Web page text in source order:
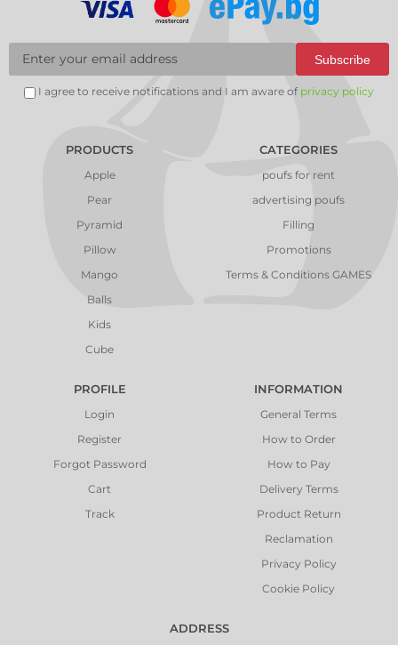
Subscribe
I agree to receive notifications and I am aware of privacy policy
PRODUCTS
Apple
Pear
Pyramid
Pillow
Mango
Balls
Kids
Cube
CATEGORIES
poufs for rent
advertising poufs
Filling
Promotions
Terms & Conditions GAMES
PROFILE
Login
Register
Forgot Password
Cart
Track
INFORMATION
General Terms
How to Order
How to Pay
Delivery Terms
Product Return
Reclamation
Privacy Policy
Cookie Policy
ADDRESS